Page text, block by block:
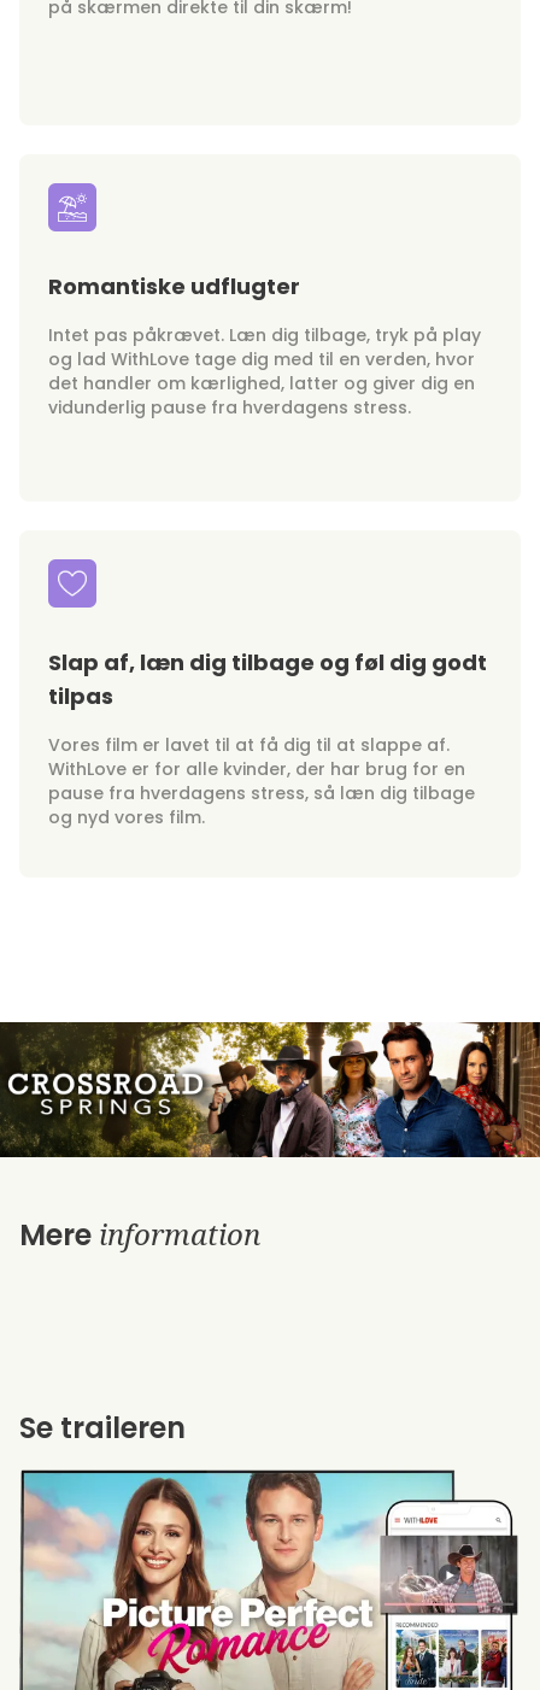
på skærmen direkte til din skærm!
Romantiske udflugter
Intet pas påkrævet. Læn dig tilbage, tryk på play
og lad WithLove tage dig med til en verden, hvor
det handler om kærlighed, latter og giver dig en
vidunderlig pause fra hverdagens stress.
Slap af, læn dig tilbage og føl dig godt
tilpas
Vores film er lavet til at få dig til at slappe af.
WithLove er for alle kvinder, der har brug for en
pause fra hverdagens stress, så læn dig tilbage
og nyd vores film.
Mere information
Se traileren